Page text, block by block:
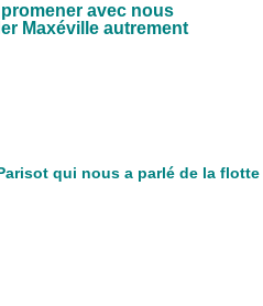
avec nous
Maxéville autrement
qui nous a parlé de la flotte